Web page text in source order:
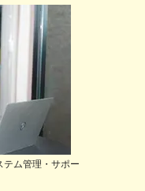
テム管理・サポー